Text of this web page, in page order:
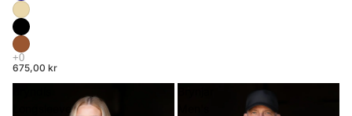
675,00 kr
Longsleeve